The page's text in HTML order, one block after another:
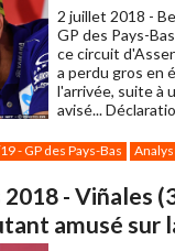
2 juillet 2018 -
GP des Pays-
ce circuit
a perdu gros en
l'arrivée, suite à
avisé...
- GP des Pays-Bas
2018 - Viñales
amusé sur